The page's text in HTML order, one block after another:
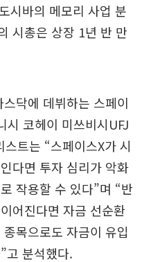
시바의 메모리 사업 분
시총은 상장 1년 반 만
닥에 데뷔하는 스페이
시 코헤이 미쓰비시UFJ
트는 “스페이스X가 시
다면 투자 심리가 악화
작용할 수 있다”며 “반
어진다면 자금 선순환
목으로도 자금이 유입
고 분석했다.